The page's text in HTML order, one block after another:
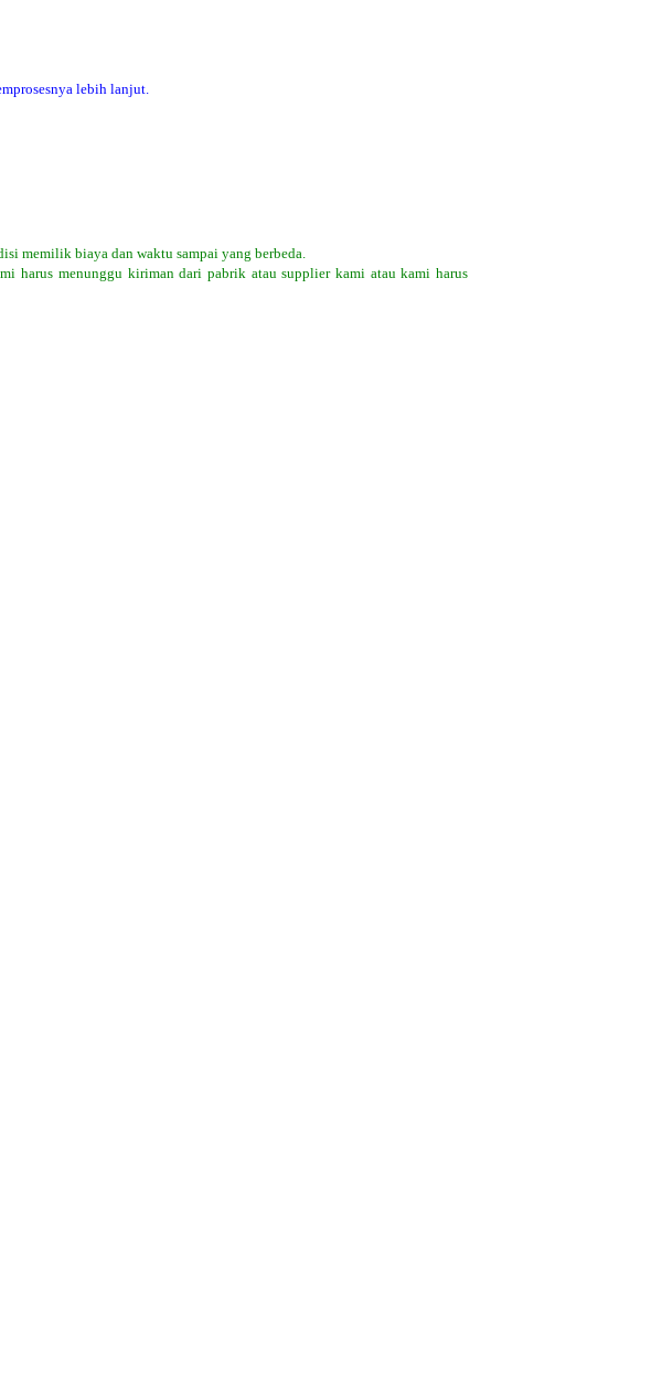
lebih lanjut.
memilik biaya dan waktu sampai yang berbeda.
harus menunggu kiriman dari pabrik atau supplier kami atau kami harus